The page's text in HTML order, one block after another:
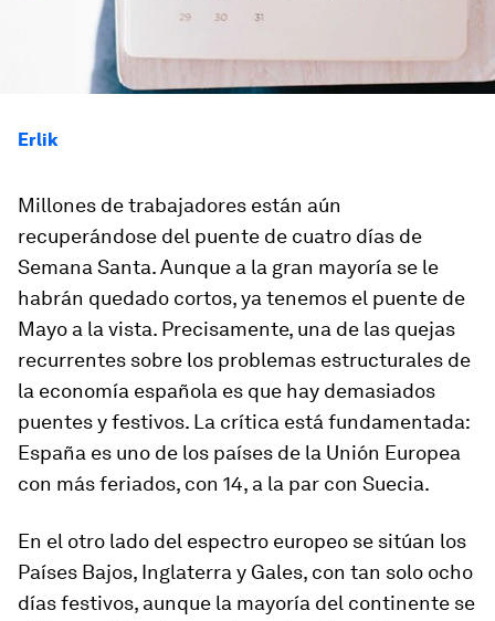
Erlik
Millones de trabajadores están aún
recuperándose del puente de cuatro días de
Semana Santa. Aunque a la gran mayoría se le
habrán quedado cortos, ya tenemos el puente de
Mayo a la vista. Precisamente, una de las quejas
recurrentes sobre los problemas estructurales de
la economía española es que hay demasiados
puentes y festivos. La crítica está fundamentada:
España es uno de los países de la Unión Europea
con más feriados, con 14, a la par con Suecia.
En el otro lado del espectro europeo se sitúan los
Países Bajos, Inglaterra y Gales, con tan solo ocho
días festivos, aunque la mayoría del continente se